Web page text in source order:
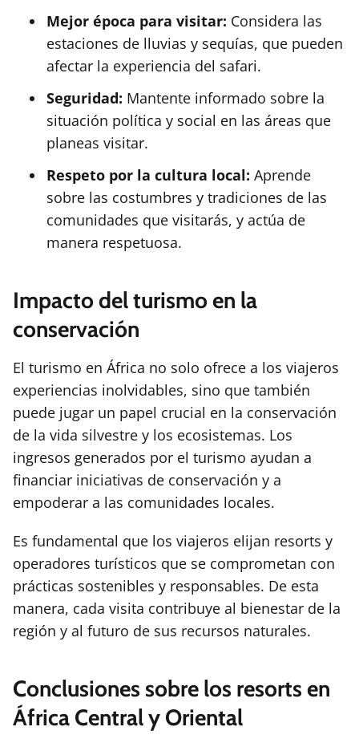
Mejor época para visitar: Considera las
estaciones de lluvias y sequías, que pueden
afectar la experiencia del safari.
Seguridad: Mantente informado sobre la
situación política y social en las áreas que
planeas visitar.
Respeto por la cultura local: Aprende
sobre las costumbres y tradiciones de las
comunidades que visitarás, y actúa de
manera respetuosa.
Impacto del turismo en la
conservación
El turismo en África no solo ofrece a los viajeros
experiencias inolvidables, sino que también
puede jugar un papel crucial en la conservación
de la vida silvestre y los ecosistemas. Los
ingresos generados por el turismo ayudan a
financiar iniciativas de conservación y a
empoderar a las comunidades locales.
Es fundamental que los viajeros elijan resorts y
operadores turísticos que se comprometan con
prácticas sostenibles y responsables. De esta
manera, cada visita contribuye al bienestar de la
región y al futuro de sus recursos naturales.
Conclusiones sobre los resorts en
África Central y Oriental